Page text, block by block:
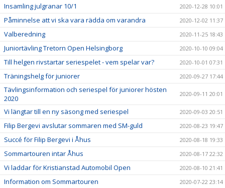
Insamling julgranar 10/1 2020-12-28 10:01
Påminnelse att vi ska vara rädda om varandra 2020-12-02 11:37
Valberedning 2020-11-25 18:43
Juniortävling Tretorn Open Helsingborg 2020-10-10 09:04
Till helgen rivstartar seriespelet - vem spelar var? 2020-10-01 07:31
Träningshelg för juniorer 2020-09-27 17:44
Tävlingsinformation och seriespel för juniorer hösten
2020
2020-09-11 20:01
Vi längtar till en ny säsong med seriespel 2020-09-03 20:51
Filip Bergevi avslutar sommaren med SM-guld 2020-08-23 19:47
Succé för Filip Bergevi i Åhus 2020-08-18 19:33
Sommartouren intar Åhus 2020-08-17 22:32
Vi laddar för Kristianstad Automobil Open 2020-08-10 21:41
Information om Sommartouren 2020-07-22 23:14